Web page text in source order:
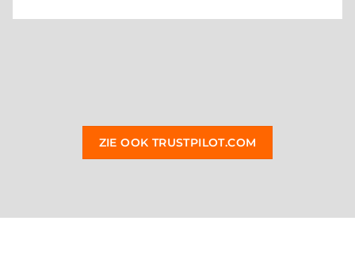
ZIE OOK TRUSTPILOT.COM